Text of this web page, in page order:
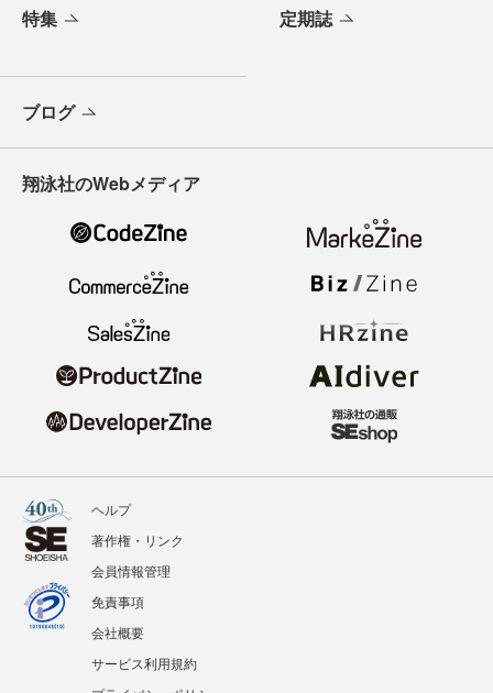
特集 定期誌
ブログ
翔泳社のWebメディア
ヘルプ
著作権・リンク
会員情報管理
免責事項
会社概要
サービス利用規約